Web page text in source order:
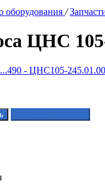
оборудования /
ЦНС